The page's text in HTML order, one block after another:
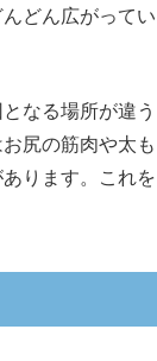
どん広がってい
なる場所が違う
尻の筋肉や太も
ります。これを